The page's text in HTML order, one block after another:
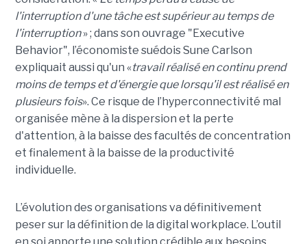
l'interruption d'une tâche est supérieur au temps de
l'interruption» ; dans son ouvrage "Executive
Behavior", l’économiste suédois Sune Carlson
expliquait aussi qu'un «travail réalisé en continu prend
moins de temps et d'énergie que lorsqu'il est réalisé en
plusieurs fois». Ce risque de l’hyperconnectivité mal
organisée mène à la dispersion et la perte
d'attention, à la baisse des facultés de concentration
et finalement à la baisse de la productivité
individuelle.
L’évolution des organisations va définitivement
peser sur la définition de la digital workplace. L’outil